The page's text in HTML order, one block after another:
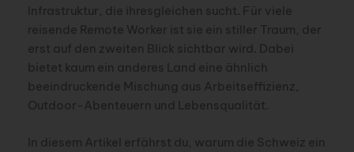
Infrastruktur, die ihresgleichen sucht. Für viele
reisende Remote Worker ist sie ein stiller Traum, der
erst auf den zweiten Blick sichtbar wird. Dabei
bietet kaum ein anderes Land eine ähnlich
beeindruckende Mischung aus Arbeitseffizienz,
Outdoor-Abenteuern und Lebensqualität.
In diesem Artikel erfährst du, warum die Schweiz ein